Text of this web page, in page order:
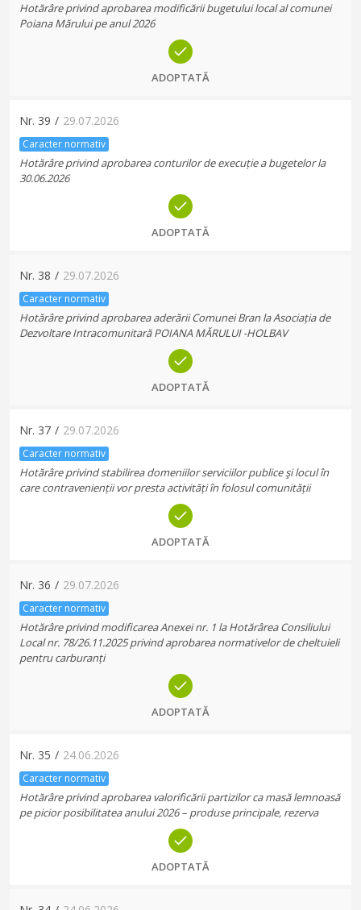
Hotărâre privind aprobarea modificării bugetului local al comunei
Poiana Mărului pe anul 2026
ADOPTATĂ
Nr. 39 / 29.07.2026
Caracter normativ
Hotărâre privind aprobarea conturilor de execuție a bugetelor la
30.06.2026
ADOPTATĂ
Nr. 38 / 29.07.2026
Caracter normativ
Hotărâre privind aprobarea aderării Comunei Bran la Asociația de
Dezvoltare Intracomunitară POIANA MĂRULUI -HOLBAV
ADOPTATĂ
Nr. 37 / 29.07.2026
Caracter normativ
Hotărâre privind stabilirea domeniilor serviciilor publice şi locul în
care contravenienții vor presta activități în folosul comunității
ADOPTATĂ
Nr. 36 / 29.07.2026
Caracter normativ
Hotărâre privind modificarea Anexei nr. 1 la Hotărârea Consiliului
Local nr. 78/26.11.2025 privind aprobarea normativelor de cheltuieli
pentru carburanți
ADOPTATĂ
Nr. 35 / 24.06.2026
Caracter normativ
Hotărâre privind aprobarea valorificării partizilor ca masă lemnoasă
pe picior posibilitatea anului 2026 – produse principale, rezerva
ADOPTATĂ